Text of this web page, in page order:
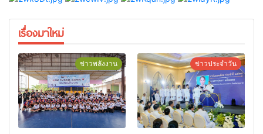
เรื่องมาใหม่
ข่าวพลังงาน ข่าวประจำวัน